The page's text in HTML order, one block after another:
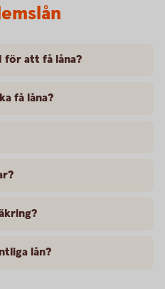
för att få låna?
få låna?
lån?